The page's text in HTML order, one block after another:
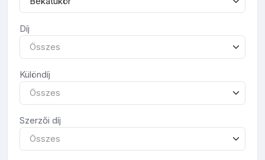
Díj
Összes
Különdíj
Összes
Szerzői díj
Összes